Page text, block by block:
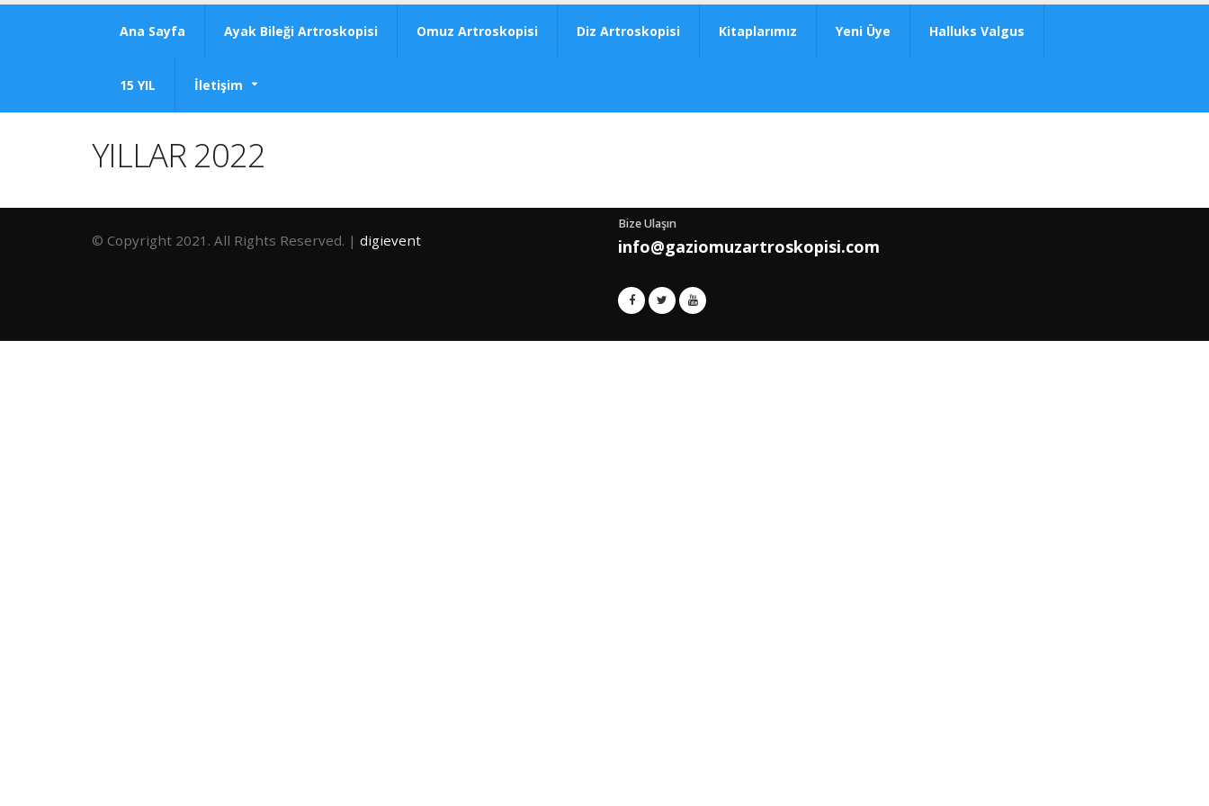
Ana Sayfa Ayak Bileği Artroskopisi Omuz Artroskopisi Diz Artroskopisi Kitaplarımız Yeni Üye Halluks Valgus
15 YIL İletişim
YILLAR 2022
© Copyright 2021. All Rights Reserved. | digievent
Bize Ulaşın
info@gaziomuzartroskopisi.com